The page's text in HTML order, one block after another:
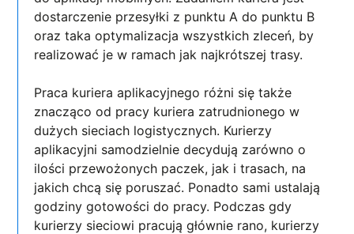
dostarczenie przesyłki z punktu A do punktu B
oraz taka optymalizacja wszystkich zleceń, by
realizować je w ramach jak najkrótszej trasy.
Praca kuriera aplikacyjnego różni się także
znacząco od pracy kuriera zatrudnionego w
dużych sieciach logistycznych. Kurierzy
aplikacyjni samodzielnie decydują zarówno o
ilości przewożonych paczek, jak i trasach, na
jakich chcą się poruszać. Ponadto sami ustalają
godziny gotowości do pracy. Podczas gdy
kurierzy sieciowi pracują głównie rano, kurierzy